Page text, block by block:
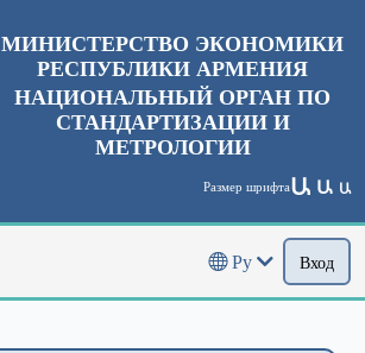
МИНИСТЕРСТВО ЭКОНОМИКИ
РЕСПУБЛИКИ АРМЕНИЯ
НАЦИОНАЛЬНЫЙ ОРГАН ПО
СТАНДАРТИЗАЦИИ И
МЕТРОЛОГИИ
Размер шрифтаԱ Ա Ա
Ру Вход